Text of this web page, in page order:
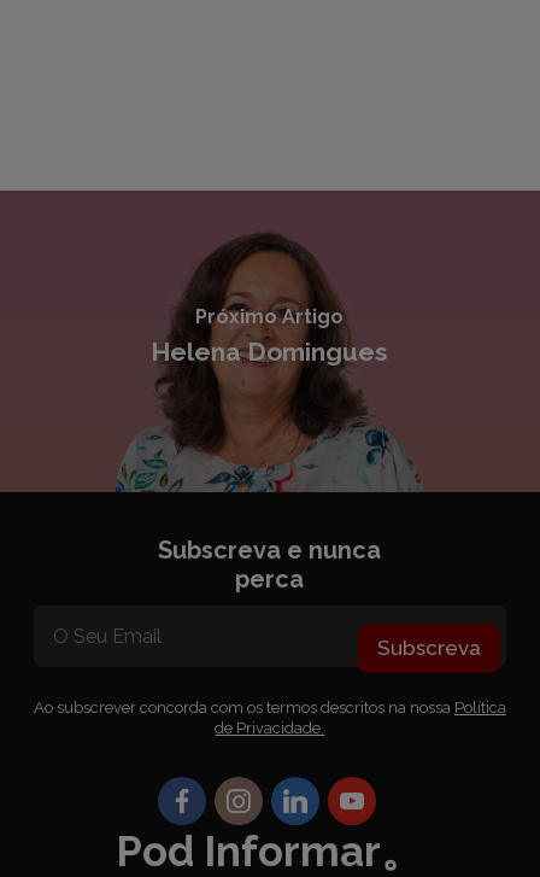
Próximo Artigo
Helena Domingues
Subscreva e nunca
perca
Subscreva
Ao subscrever concorda com os termos descritos na nossa Política
de Privacidade.
Pod Informar。